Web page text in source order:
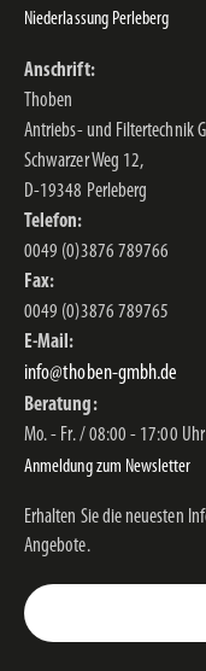
Niederlassung Perleberg
Anschrift:
Thoben
Antriebs- und Filtertechnik
Schwarzer Weg 12,
D-19348 Perleberg
Telefon:
0049 (0)3876 789766
Fax:
0049 (0)3876 789765
E-Mail:
info@thoben-gmbh.de
Beratung:
Mo. - Fr. / 08:00 - 17:00 Uhr
Anmeldung zum Newsletter
Erhalten Sie die neuesten
Angebote.